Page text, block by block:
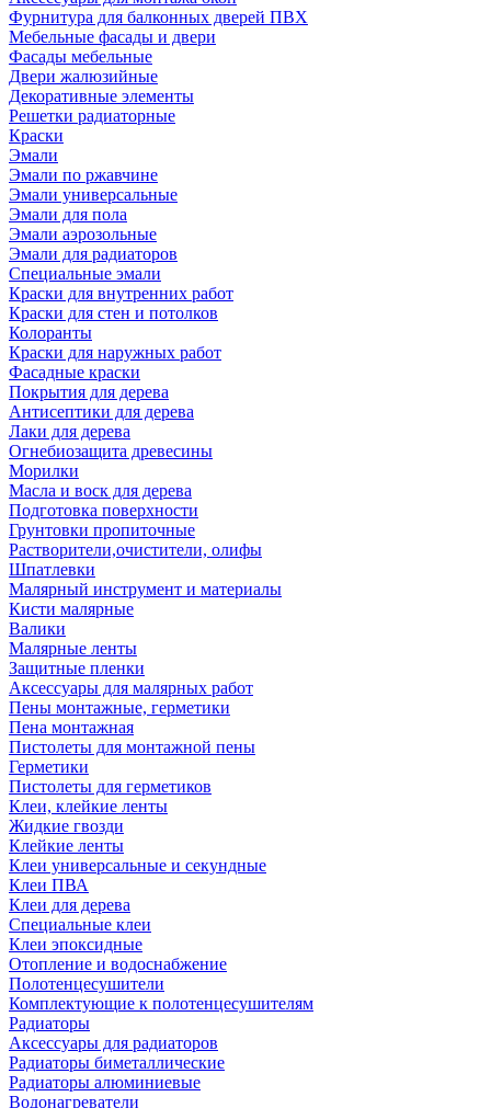
Фурнитура для балконных дверей ПВХ
Мебельные фасады и двери
Фасады мебельные
Двери жалюзийные
Декоративные элементы
Решетки радиаторные
Краски
Эмали
Эмали по ржавчине
Эмали универсальные
Эмали для пола
Эмали аэрозольные
Эмали для радиаторов
Специальные эмали
Краски для внутренних работ
Краски для стен и потолков
Колоранты
Краски для наружных работ
Фасадные краски
Покрытия для дерева
Антисептики для дерева
Лаки для дерева
Огнебиозащита древесины
Морилки
Масла и воск для дерева
Подготовка поверхности
Грунтовки пропиточные
Растворители,очистители, олифы
Шпатлевки
Малярный инструмент и материалы
Кисти малярные
Валики
Малярные ленты
Защитные пленки
Аксессуары для малярных работ
Пены монтажные, герметики
Пена монтажная
Пистолеты для монтажной пены
Герметики
Пистолеты для герметиков
Клеи, клейкие ленты
Жидкие гвозди
Клейкие ленты
Клеи универсальные и секундные
Клеи ПВА
Клеи для дерева
Специальные клеи
Клеи эпоксидные
Отопление и водоснабжение
Полотенцесушители
Комплектующие к полотенцесушителям
Радиаторы
Аксессуары для радиаторов
Радиаторы биметаллические
Радиаторы алюминиевые
Водонагреватели